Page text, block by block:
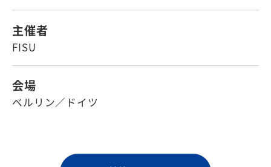
主催者
FISU
会場
ベルリン／ドイツ